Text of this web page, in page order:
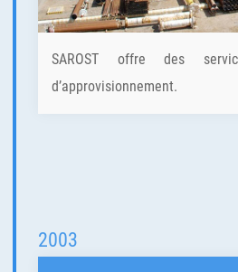
SAROST offre des
d’approvisionnement.
2003